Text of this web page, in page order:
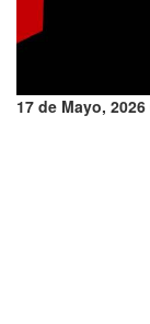
17 de Mayo,